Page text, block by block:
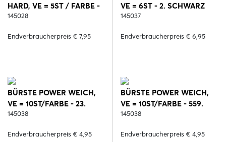
HARD, VE = 5ST / FARBE -
127. ORANGE
145028
Endverbraucherpreis € 7,95
VE = 6ST - 2. SCHWARZ
145037
Endverbraucherpreis € 6,95
BÜRSTE POWER WEICH,
VE = 10ST/FARBE - 23.
ROSA
145038
Endverbraucherpreis € 4,95
BÜRSTE POWER WEICH,
VE = 10ST/FARBE - 559.
HELLBLAU
145038
Endverbraucherpreis € 4,95